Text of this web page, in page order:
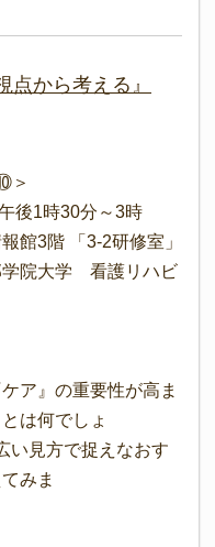
から考える』
＞
後1時30分～3時
館3階 「3-2研修室」
院大学 看護リハビ
ア』の重要性が高ま
は何でしょ
見方で捉えなおす
みま